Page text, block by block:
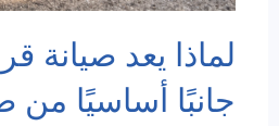
لماذا يعد صيانة
جانبًا أساسيًا من